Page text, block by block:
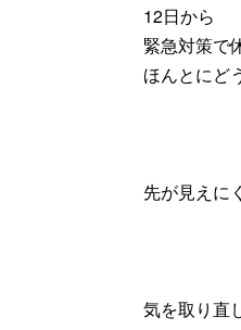
12日から
緊急対策で
ほんとにど
先が見えに
気を取り直